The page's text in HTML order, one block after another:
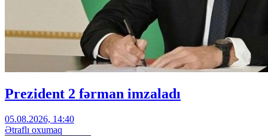
Prezident 2 fərman imzaladı
05.08.2026, 14:40
Ətraflı oxumaq